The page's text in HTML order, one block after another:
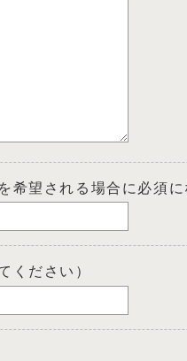
希望される場合に必須に
ください）